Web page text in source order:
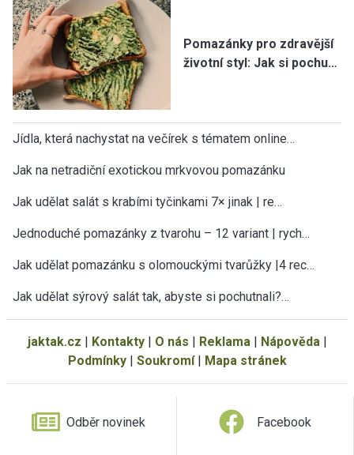
Pomazánky pro zdravější
životní styl: Jak si pochu…
Jídla, která nachystat na večírek s tématem online…
Jak na netradiční exotickou mrkvovou pomazánku
Jak udělat salát s krabími tyčinkami 7× jinak | re…
Jednoduché pomazánky z tvarohu – 12 variant | rych…
Jak udělat pomazánku s olomouckými tvarůžky |4 rec…
Jak udělat sýrový salát tak, abyste si pochutnali?…
jaktak.cz | Kontakty| O nás | Reklama| Nápověda|
Podmínky| Soukromí| Mapa stránek
Odběr novinek Facebook